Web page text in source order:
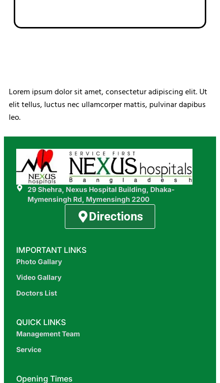
Lorem ipsum dolor sit amet, consectetur adipiscing elit. Ut
elit tellus, luctus nec ullamcorper mattis, pulvinar dapibus
leo.
29 Shehra, Nexus Hospital Building, Dhaka-
Mymensingh Rd, Mymensingh 2200
Directions
IMPORTANT LINKS
Photo Gallary
Video Gallary
Doctors List
QUICK LINKS
Management Team
Service
Opening Times